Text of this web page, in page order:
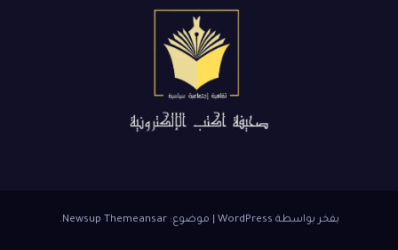
بفخر بواسطة WordPress موضوع: NewsupThemeansar
.